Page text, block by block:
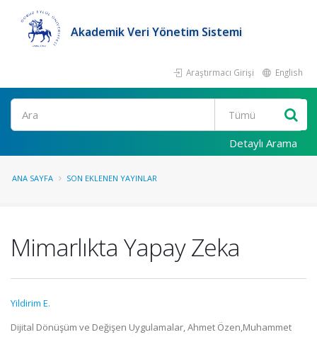
Akademik Veri Yönetim Sistemi
Araştırmacı Girişi English
Ara
Detaylı Arama
ANA SAYFA SON EKLENEN YAYINLAR
Mimarlıkta Yapay Zeka
Yildirim E.
Dijital Dönüşüm ve Değişen Uygulamalar, Ahmet Özen,Muhammet